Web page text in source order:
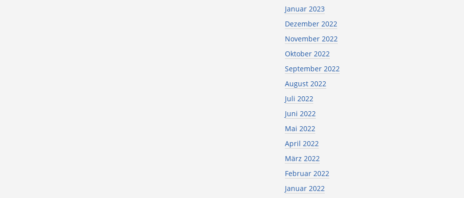
Januar 2023
Dezember 2022
November 2022
Oktober 2022
September 2022
August 2022
Juli 2022
Juni 2022
Mai 2022
April 2022
März 2022
Februar 2022
Januar 2022